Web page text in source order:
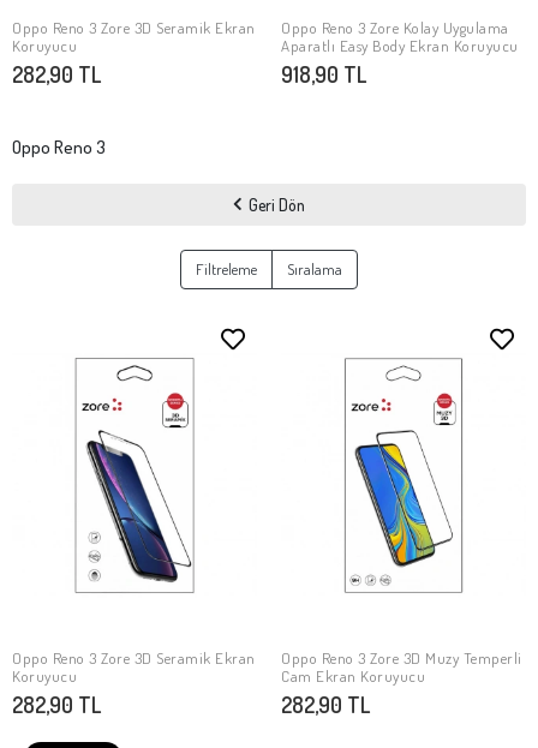
SEPETE EKLE
Oppo Reno 3 Zore 3D Seramik Ekran
Koruyucu
282,90 TL
SEPETE EKLE
Oppo Reno 3 Zore Kolay Uygulama
Aparatlı Easy Body Ekran Koruyucu
918,90 TL
Oppo Reno 3
Geri Dön
Filtreleme Sıralama
SEPETE EKLE
Oppo Reno 3 Zore 3D Seramik Ekran
Koruyucu
282,90 TL
SEPETE EKLE
Oppo Reno 3 Zore 3D Muzy Temperli
Cam Ekran Koruyucu
282,90 TL